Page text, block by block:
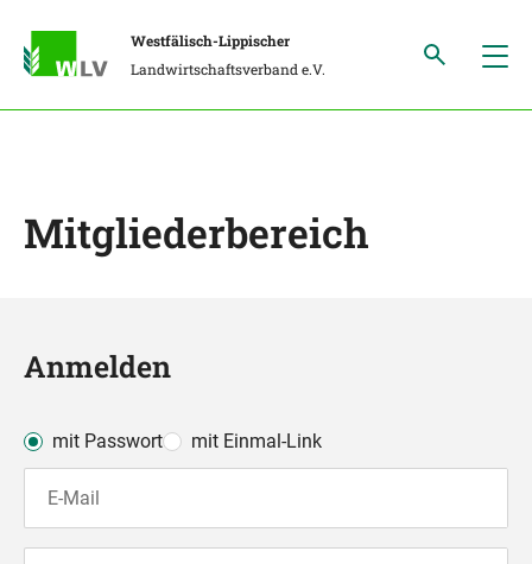
Westfälisch-Lippischer
Landwirtschaftsverband e.V.
Mitgliederbereich
Anmelden
mit Passwort mit Einmal-Link
E-Mail